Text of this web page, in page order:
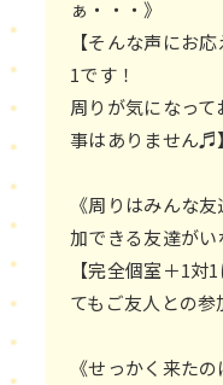
ぁ・・・》
【そんな声にお
1です！
周りが気になっ
事はありません
《周りはみんな
加できる友達が
【完全個室＋1
てもご友人との
《せっかく来た